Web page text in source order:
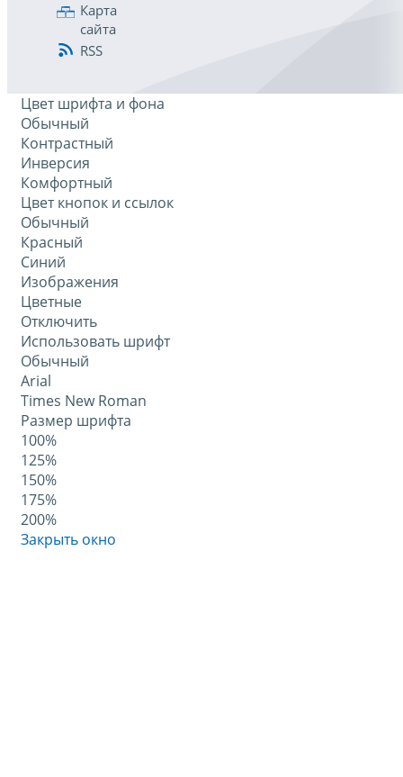
Карта
сайта
RSS
Цвет шрифта и фона
Обычный
Контрастный
Инверсия
Комфортный
Цвет кнопок и ссылок
Обычный
Красный
Синий
Изображения
Цветные
Отключить
Использовать шрифт
Обычный
Arial
Times New Roman
Размер шрифта
100%
125%
150%
175%
200%
Закрыть окно